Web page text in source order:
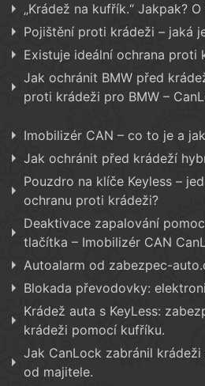
„Krádež na kufřík.“ Jakpak?
Pojištění proti krádeži – jaká
Existuje ideální ochrana proti
Jak ochránit BMW před
proti krádeži pro BMW –
Imobilizér CAN – co to je a
Jak ochránit před krádeží
Pouzdro na klíče Keyless –
ochranu proti krádeži?
Deaktivace zapalování
tlačítka – Imobilizér CAN
Autoalarm od zabezpec-
Blokada převodovky:
Krádež auta s KeyLess:
krádeži pomocí kufříku.
Jak CanLock zabránil
od majitele.